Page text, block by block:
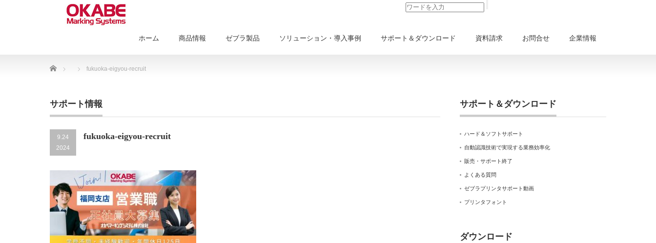
ホーム 商品情報 ゼブラ製品 ソリューション・導入事例 サポート＆ダウンロード 資料請求 お問合せ 企業情報
Home fukuoka-eigyou-recruit
サポート情報
9.24
2024
fukuoka-eigyou-recruit
サポート＆ダウンロード
ハード＆ソフトサポート
自動認識技術で実現する業務効率化
販売・サポート終了
よくある質問
ゼブラプリンタサポート動画
プリンタフォント
ダウンロード